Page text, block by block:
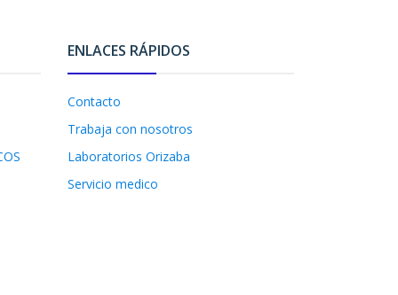
ENLACES RÁPIDOS
Contacto
Trabaja con nosotros
Laboratorios Orizaba
Servicio medico